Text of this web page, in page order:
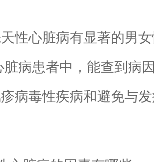
心脏病有显著的男女
病患者中，能查到病
病毒性疾病和避免与